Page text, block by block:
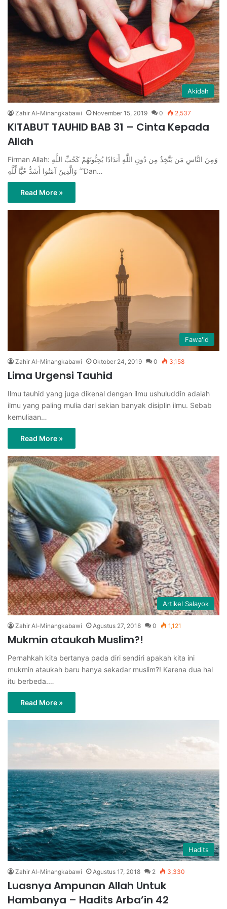
Akidah
Zahir Al-Minangkabawi November 15, 2019 0 2,537
KITABUT TAUHID BAB 31 – Cinta Kepada
Allah
Firman Allah: وَمِنَ النَّاسِ مَن يَتَّخِذُ مِن دُونِ اللَّهِ أَندَادًا يُحِبُّونَهُمْ كَحُبِّ اللَّهِ
ۖ وَالَّذِينَ آمَنُوا أَشَدُّ حُبًّا لِّلَّهِ “Dan…
Read More »
Fawa'id
Zahir Al-Minangkabawi Oktober 24, 2019 0 3,158
Lima Urgensi Tauhid
Ilmu tauhid yang juga dikenal dengan ilmu ushuluddin adalah
ilmu yang paling mulia dari sekian banyak disiplin ilmu. Sebab
kemuliaan…
Read More »
Artikel Salayok
Zahir Al-Minangkabawi Agustus 27, 2018 0 1,121
Mukmin ataukah Muslim?!
Pernahkah kita bertanya pada diri sendiri apakah kita ini
mukmin ataukah baru hanya sekadar muslim?! Karena dua hal
itu berbeda.…
Read More »
Hadits
Zahir Al-Minangkabawi Agustus 17, 2018 2 3,330
Luasnya Ampunan Allah Untuk
Hambanya – Hadits Arba’in 42